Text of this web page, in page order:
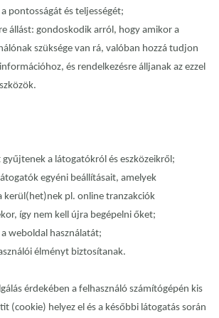
pontosságát és teljességét;
állást: gondoskodik arról, hogy amikor a
szüksége van rá, valóban hozzá tudjon
és rendelkezésre álljanak az ezzel
a látogatókról és eszközeikről;
egyéni beállításait, amelyek
kerül(het)nek pl. online tranzakciók
így nem kell újra begépelni őket;
weboldal használatát;
élményt biztosítanak.
érdekében a felhasználó számítógépén kis
(cookie) helyez el és a későbbi látogatás során